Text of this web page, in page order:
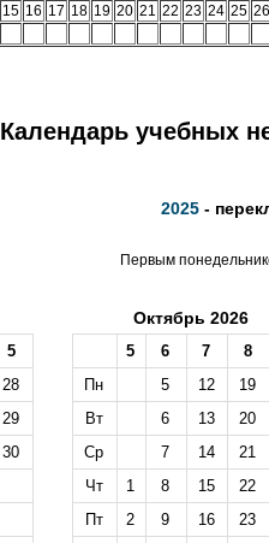
15 16 17 18 19 20 21 22 23 24 25 26
Календарь учебных
2025 -
Первым
5
28
29
30
Октябрь 2026
5 6 7
8
Пн
5 12
19
Вт
6 13
20
Ср
7 14
21
Чт
1 8 15
22
Пт
2 9 16
23